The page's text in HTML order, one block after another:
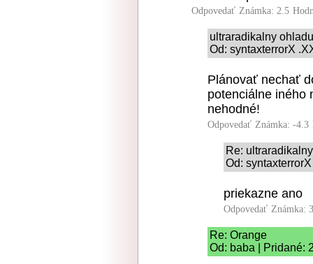
Odpovedať Známka: 2.5
ultraradikalny
Od: syntaxterrorX
Plánovať nechať
potenciálne iného
nehodné!
Odpovedať Známka: -4.3
Re:
Od:
priekazne ano
Odpovedať Známka:
Re: Orange
Od: baba | Pridané: